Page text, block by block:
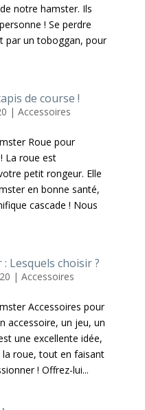
notre hamster. Ils
! Se perdre
par un toboggan, pour
de course !
| Accessoires
Roue pour
La roue est
petit rongeur. Elle
en bonne santé,
cascade ! Nous
Lesquels choisir ?
| Accessoires
Accessoires pour
accessoire, un jeu, un
une excellente idée,
roue, tout en faisant
! Offrez-lui...